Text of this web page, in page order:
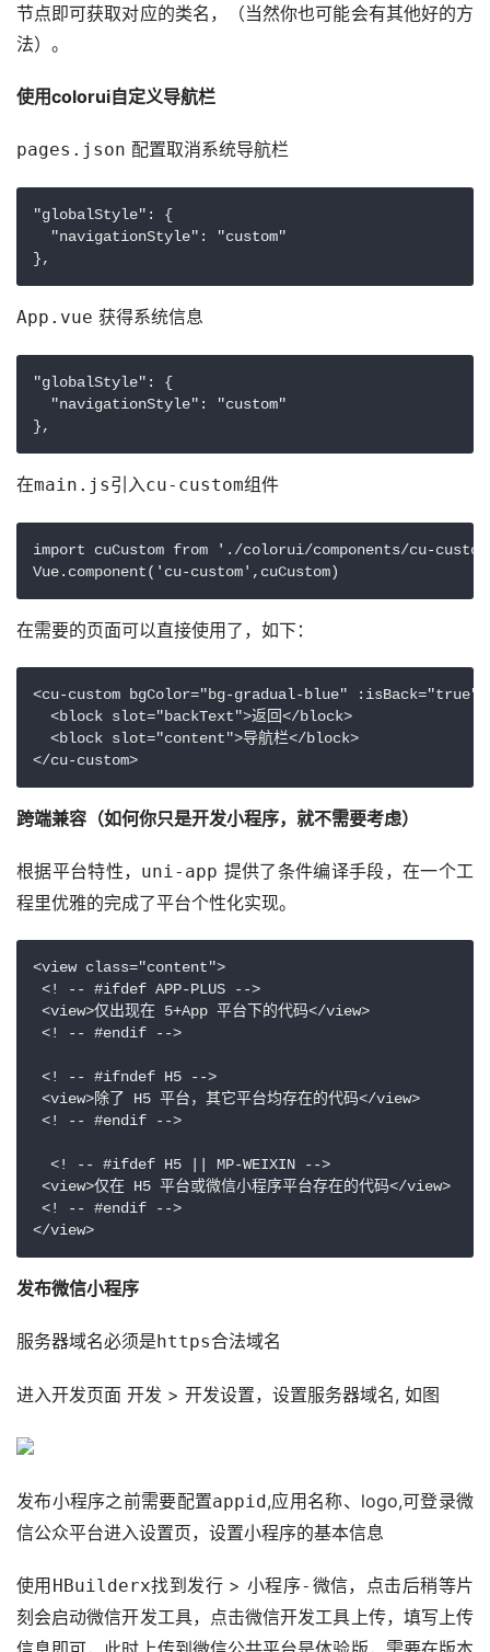
节点即可获取对应的类名，（当然你也可能会有其他好的方
法）。
使用colorui自定义导航栏
pages.json 配置取消系统导航栏
"globalStyle": {
  "navigationStyle": "custom"
},
App.vue 获得系统信息
"globalStyle": {
  "navigationStyle": "custom"
},
在main.js引入cu-custom组件
import cuCustom from './colorui/components/cu-
Vue.component('cu-custom',cuCustom)
在需要的页面可以直接使用了，如下：
<cu-custom bgColor="bg-gradual-blue" :isBack="true">
  <block slot="backText">返回</block>
  <block slot="content">导航栏</block>
</cu-custom>
跨端兼容（如何你只是开发小程序，就不需要考虑）
根据平台特性， uni-app 提供了条件编译手段，在一个工
程里优雅的完成了平台个性化实现。
<view class="content">
<! -- #ifdef APP-PLUS -->
<view>仅出现在 5+App 平台下的代码</view>
<! -- #endif -->
<! -- #ifndef H5 -->
<view>除了 H5 平台，其它平台均存在的代码</view>
<! -- #endif -->
  <! -- #ifdef H5 || MP-WEIXIN -->
<view>仅在 H5 平台或微信小程序平台存在的代码</view>
<! -- #endif -->
</view>
发布微信小程序
服务器域名必须是https合法域名
进入开发页面 开发 > 开发设置，设置服务器域名, 如图
发布小程序之前需要配置appid,应用名称、logo,可登录微
信公众平台进入设置页，设置小程序的基本信息
使用HBuilderx找到发行 > 小程序-微信，点击后稍等片
刻会启动微信开发工具，点击微信开发工具上传，填写上传